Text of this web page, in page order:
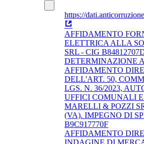
https://
AFFIDAMENTO
ELETTRICA ALLA
SRL - CIG
DETERMINAZIONE
AFFIDAMENTO
DELL'ART. 50,
LGS. N. 36/2023,
UFFICI COMUNALI
MARELLI & POZZI
(VA). IMPEGNO DI
B9C917770F
AFFIDAMENTO
INDAGINE DI